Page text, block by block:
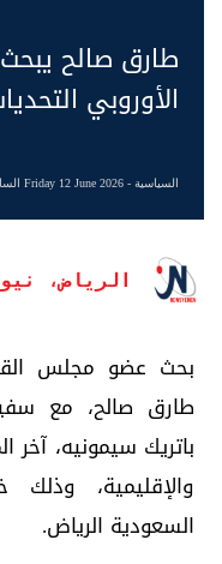
طارق صالح
الأوروبي
السياسية- Friday 12 June 2026 الساعة 04:56 pm
الرياض،
بحث عضو مجلس
طارق صالح، مع
باتريك سيمونيه،
والإقليمية،
السعودية الرياض.